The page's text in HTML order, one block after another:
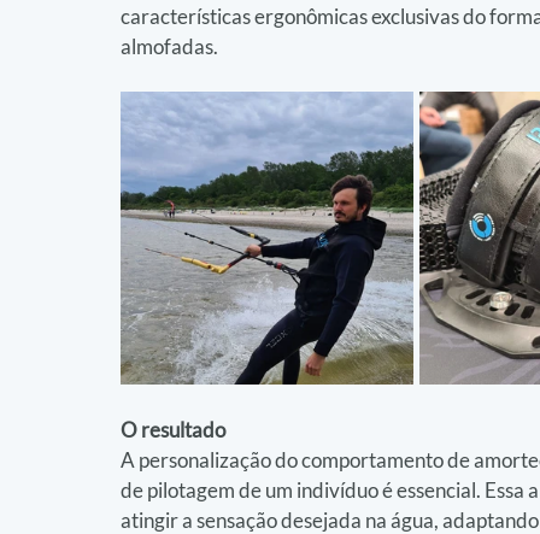
características ergonômicas exclusivas do
almofadas.
O resultado
A personalização do comportamento de
de pilotagem de um indivíduo é essencial.
atingir a sensação desejada na água,